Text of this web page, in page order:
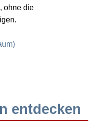
ohne die
entdecken